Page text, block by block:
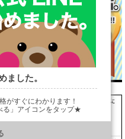
ました。
がすぐにわかります！
る」アイコンをタップ★
@901ptzjz